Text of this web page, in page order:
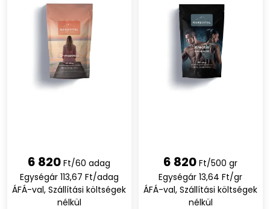
6 820 Ft/60 adag
Egységár 113,67 Ft/adag
ÁFÁ-val, Szállítási költségek
nélkül
6 820 Ft/500 gr
Egységár 13,64 Ft/gr
ÁFÁ-val, Szállítási költségek
nélkül